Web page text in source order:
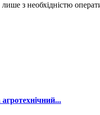
з необхідністю